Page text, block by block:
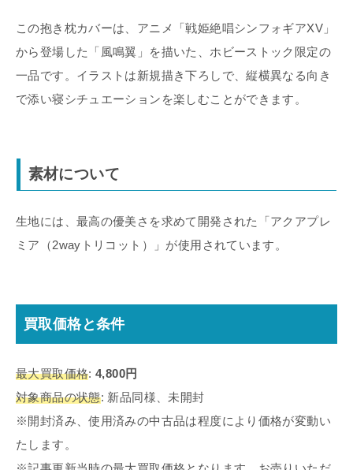
この抱き枕カバーは、アニメ「戦姫絶唱シンフォギアXV」
から登場した「風鳴翼」を描いた、ホビーストック限定の
一品です。イラストは新規描き下ろしで、縦横異なる向き
で添い寝シチュエーションを楽しむことができます。
素材について
生地には、最高の優美さを求めて開発された「アクアプレ
ミア（2wayトリコット）」が使用されています。
買取価格と条件
最大買取価格:4,800円
対象商品の状態: 新品同様、未開封
※開封済み、使用済みの中古品は程度により価格が変動い
たします。